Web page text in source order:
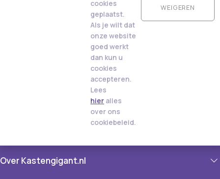
cookies
geplaatst.
Als je wilt dat
onze website
goed werkt
dan kun u
cookies
accepteren.
Lees
hier alles
over ons
cookiebeleid.
WEIGEREN
Over Kastengigant.nl